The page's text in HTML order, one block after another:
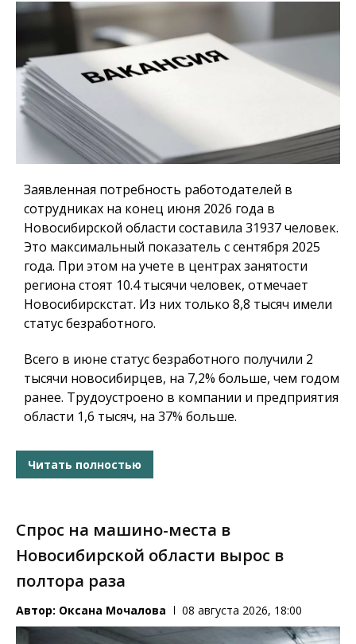
Заявленная потребность работодателей в
сотрудниках на конец июня 2026 года в
Новосибирской области составила 31937 человек.
Это максимальный показатель с сентября 2025
года. При этом на учете в центрах занятости
региона стоят 10.4 тысячи человек, отмечает
Новосибирскстат. Из них только 8,8 тысяч имели
статус безработного.
Всего в июне статус безработного получили 2
тысячи новосибирцев, на 7,2% больше, чем годом
ранее. Трудоустроено в компании и предприятия
области 1,6 тысяч, на 37% больше.
Читать полностью
Спрос на машино-места в
Новосибирской области вырос в
полтора раза
Автор: Оксана Мочалова 08 августа 2026, 18:00